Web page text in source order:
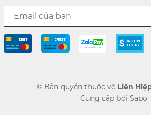
© Bản quyền thuộc về Liên
Cung cấp bởi Sapo